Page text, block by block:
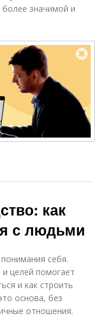
значимой и
как
с людьми
себя.
и целей помогает
и как строить
основа, без
отношения.